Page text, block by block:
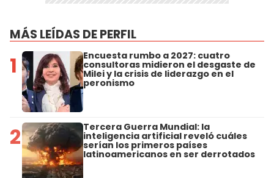
MÁS LEÍDAS DE PERFIL
1 Encuesta rumbo a 2027: cuatro
consultoras midieron el desgaste de
Milei y la crisis de liderazgo en el
peronismo
2 Tercera Guerra Mundial: la
inteligencia artificial reveló cuáles
serían los primeros países
latinoamericanos en ser derrotados